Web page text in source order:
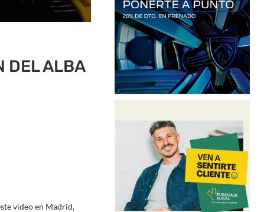
DEL ALBA
video en Madrid,